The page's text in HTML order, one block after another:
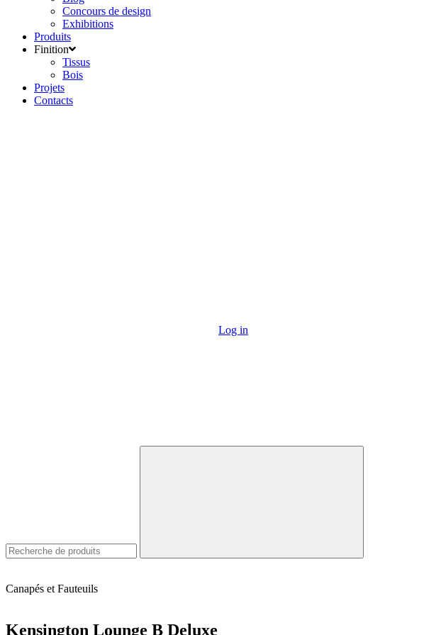
Concours de design
Exhibitions
Produits
Finition
Tissus
Bois
Projets
Contacts
Log in
Canapés et Fauteuils
Kensington Lounge B Deluxe